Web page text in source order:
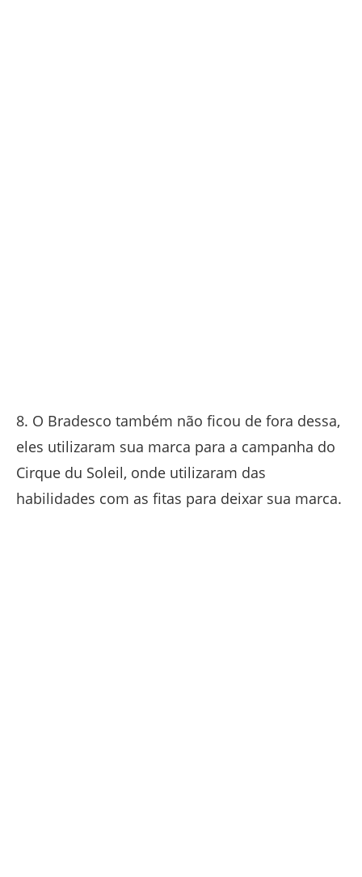
8. O Bradesco também não ficou de fora dessa,
eles utilizaram sua marca para a campanha do
Cirque du Soleil, onde utilizaram das
habilidades com as fitas para deixar sua marca.